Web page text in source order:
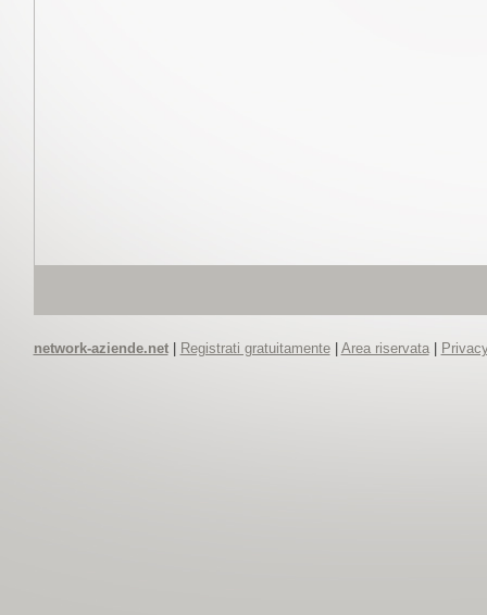
network-aziende.net| Registrati gratuitamente| Area riservata|